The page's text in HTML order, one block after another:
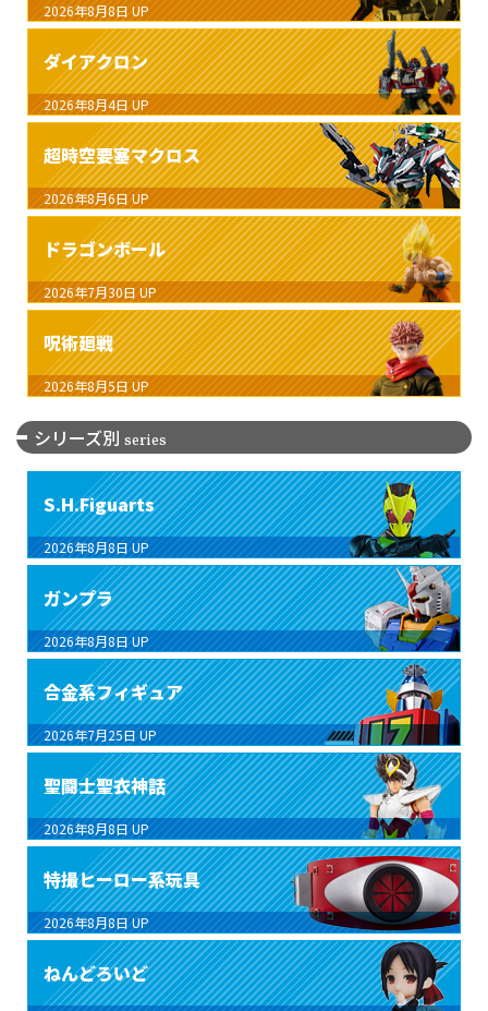
2026年8月8日 UP
ダイアクロン
2026年8月4日 UP
超時空要塞マクロス
2026年8月6日 UP
ドラゴンボール
2026年7月30日 UP
呪術廻戦
2026年8月5日 UP
シリーズ別 series
S.H.Figuarts
2026年8月8日 UP
ガンプラ
2026年8月8日 UP
合金系フィギュア
2026年7月25日 UP
聖闘士聖衣神話
2026年8月8日 UP
特撮ヒーロー系玩具
2026年8月8日 UP
ねんどろいど